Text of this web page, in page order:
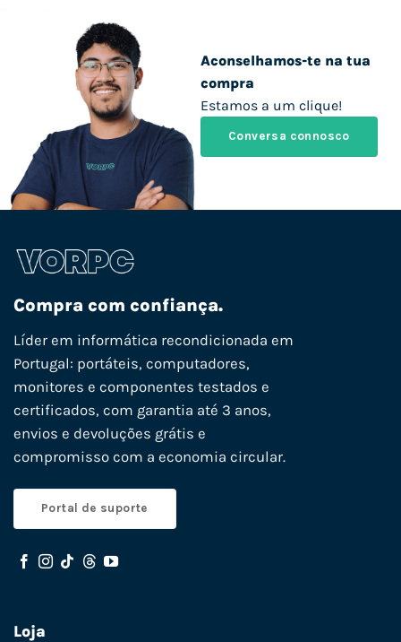
Aconselhamos-te na tua
compra
Estamos a um clique!
Conversa connosco
Compra com confiança.
Líder em informática recondicionada em
Portugal: portáteis, computadores,
monitores e componentes testados e
certificados, com garantia até 3 anos,
envios e devoluções grátis e
compromisso com a economia circular.
Portal de suporte
Loja